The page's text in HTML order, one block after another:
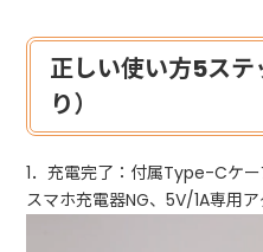
正しい使い方5ステ
り）
1．充電完了：付属Type-Cケ
スマホ充電器NG、5V/1A専用ア